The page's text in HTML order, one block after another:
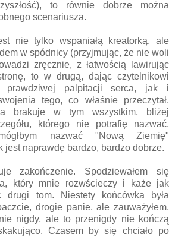
to równie dobrze można
scenariusza.
nie tylko wspaniałą kreatorką, ale
w spódnicy (przyjmując, że nie woli
zręcznie, z łatwością lawirując
to w drugą, dając czytelnikowi
prawdziwej palpitacji serca, jak i
tego, co właśnie przeczytał.
brakuje w tym wszystkim, bliżej
którego nie potrafię nazwać,
nazwać "Nową Ziemię"
jest naprawdę bardzo, bardzo dobrze.
zakończenie. Spodziewałem się
który mnie rozwścieczy i każe jak
drugi tom. Niestety końcówka była
drogie panie, ale zauważyłem,
nigdy, ale to przenigdy nie kończą
Czasem by się chciało po